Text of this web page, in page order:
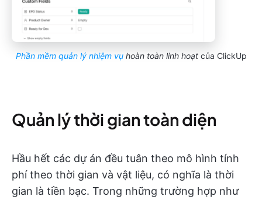
Phần mềm quản lý nhiệm vụ hoàn toàn linh hoạtcủa ClickUp
Quản lý thời gian toàn diện
Hầu hết các dự án đều tuân theo mô hình tính
phí theo thời gian và vật liệu, có nghĩa là thời
gian là tiền bạc. Trong những trường hợp như